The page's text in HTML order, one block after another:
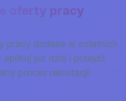
oferty pracy
pracy dodane w ostatnich
aplikuj już dziś i przejdź
proces rekrutacji!